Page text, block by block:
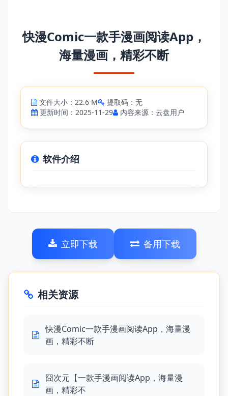
快漫Comic一款手漫画阅读App，
海量漫画，精彩不断
文件大小：22.6 M
提取码：无
更新时间：2025-11-29
内容来源：云盘用户
软件介绍
立即下载 备用下载
相关资源
快漫Comic一款手漫画阅读App，海量漫
画，精彩不断
囧次元【一款手漫画阅读App，海量漫
画，精彩不